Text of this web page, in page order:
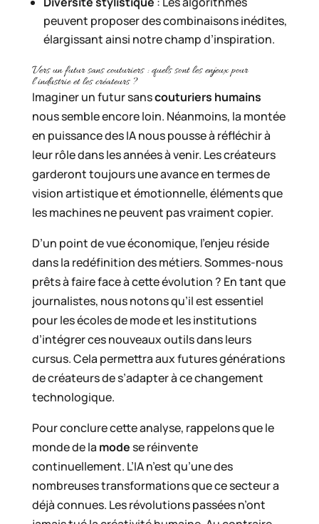
peuvent proposer des combinaisons inédites,
élargissant ainsi notre champ d’inspiration.
Vers un futur sans couturiers : quels sont les enjeux pour
l’industrie et les créateurs ?
Imaginer un futur sanscouturiers humains
nous semble encore loin. Néanmoins, la montée
en puissance des IA nous pousse à réfléchir à
leur rôle dans les années à venir. Les créateurs
garderont toujours une avance en termes de
vision artistique et émotionnelle, éléments que
les machines ne peuvent pas vraiment copier.
D’un point de vue économique, l’enjeu réside
dans la redéfinition des métiers. Sommes-nous
prêts à faire face à cette évolution ? En tant que
journalistes, nous notons qu’il est essentiel
pour les écoles de mode et les institutions
d’intégrer ces nouveaux outils dans leurs
cursus. Cela permettra aux futures générations
de créateurs de s’adapter à ce changement
technologique.
Pour conclure cette analyse, rappelons que le
monde de la modese réinvente
continuellement. L’IA n’est qu’une des
nombreuses transformations que ce secteur a
déjà connues. Les révolutions passées n’ont